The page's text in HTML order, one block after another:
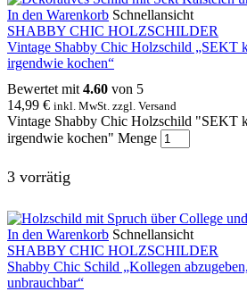
In den Warenkorb Schnellansicht
SHABBY CHIC HOLZSCHILDER
Vintage Shabby Chic Holzschild „SEKT
irgendwie kochen“
Bewertet mit 4.60 von 5
14,99 € inkl. MwSt. zzgl. Versand
Vintage Shabby Chic Holzschild "SEKT
irgendwie kochen" Menge
3 vorrätig
In den Warenkorb Schnellansicht
SHABBY CHIC HOLZSCHILDER
Shabby Chic Schild „Kollegen
unbrauchbar“